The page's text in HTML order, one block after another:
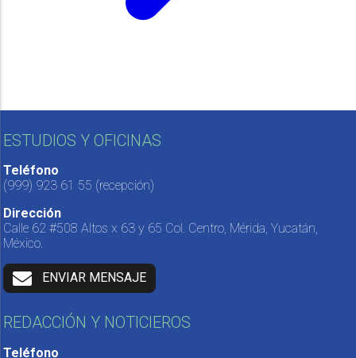
ESTUDIOS Y OFICINAS
Teléfono
(999) 923 61 55 (recepción)
Dirección
Calle 62 #508 Altos x 63 y 65 Col. Centro, Mérida, Yucatán,
México.
ENVIAR MENSAJE
REDACCIÓN Y NOTICIEROS
Teléfono